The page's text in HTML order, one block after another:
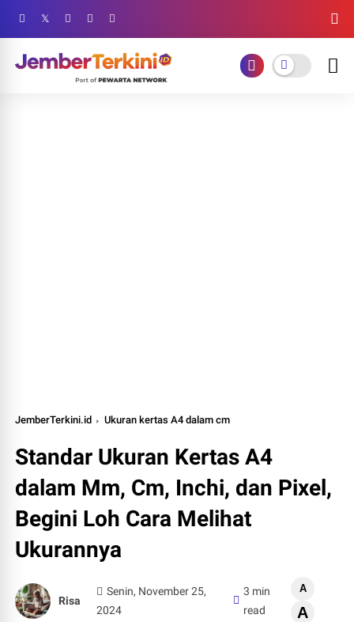
JemberTerkini.id Ukuran kertas A4 dalam cm
Standar Ukuran Kertas A4
dalam Mm, Cm, Inchi, dan Pixel,
Begini Loh Cara Melihat
Ukurannya
Risa
Senin, November 25,
2024
3 min
read
A
A